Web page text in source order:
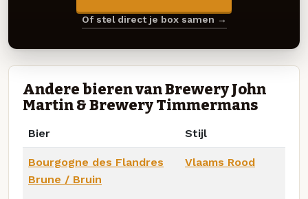
Of stel direct je box samen →
Andere bieren van Brewery John
Martin & Brewery Timmermans
Bier Stijl
Bourgogne des Flandres
Brune / Bruin
Vlaams Rood